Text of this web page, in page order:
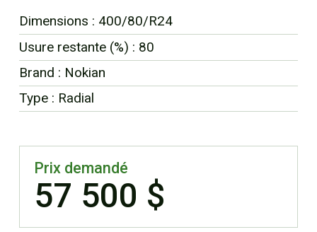
Dimensions : 400/80/R24
Usure restante (%) : 80
Brand : Nokian
Type : Radial
Prix demandé
57 500 $